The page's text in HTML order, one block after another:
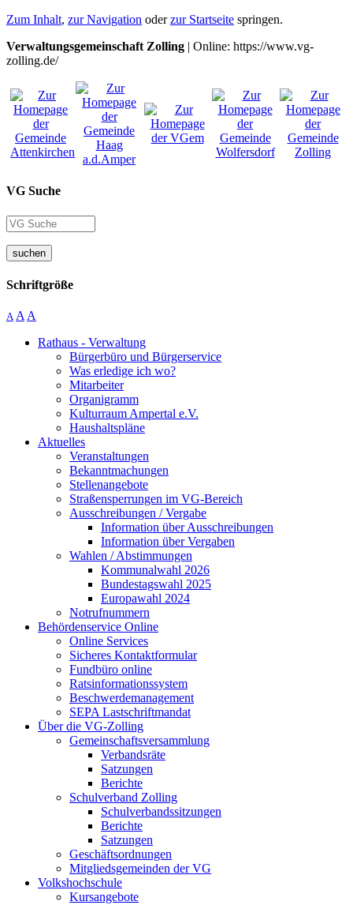
Zum Inhalt, zur Navigation oderzur Startseite springen.
Verwaltungsgemeinschaft Zolling | Online: https://www.vg-
zolling.de/
VG Suche
suchen
Schriftgröße
A A A
Rathaus - Verwaltung
Bürgerbüro und Bürgerservice
Was erledige ich wo?
Mitarbeiter
Organigramm
Kulturraum Ampertal e.V.
Haushaltspläne
Aktuelles
Veranstaltungen
Bekanntmachungen
Stellenangebote
Straßensperrungen im VG-Bereich
Ausschreibungen / Vergabe
Information über Ausschreibungen
Information über Vergaben
Wahlen / Abstimmungen
Kommunalwahl 2026
Bundestagswahl 2025
Europawahl 2024
Notrufnummern
Behördenservice Online
Online Services
Sicheres Kontaktformular
Fundbüro online
Ratsinformationssystem
Beschwerdemanagement
SEPA Lastschriftmandat
Über die VG-Zolling
Gemeinschaftsversammlung
Verbandsräte
Satzungen
Berichte
Schulverband Zolling
Schulverbandssitzungen
Berichte
Satzungen
Geschäftsordnungen
Mitgliedsgemeinden der VG
Volkshochschule
Kursangebote